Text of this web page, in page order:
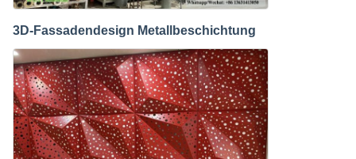
3D-Fassadendesign Metallbeschichtung